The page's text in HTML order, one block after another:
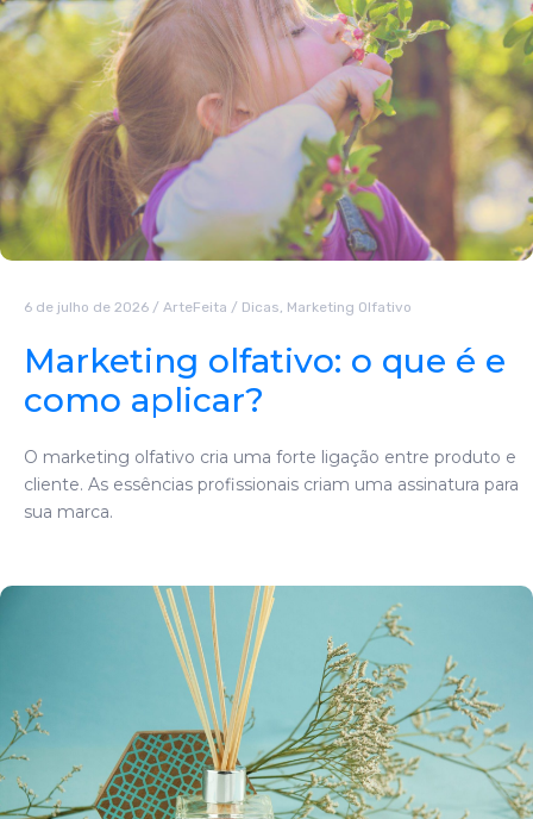
6 de julho de 2026 / ArteFeita / Dicas, Marketing Olfativo
Marketing olfativo: o que é e
como aplicar?
O marketing olfativo cria uma forte ligação entre produto e
cliente. As essências profissionais criam uma assinatura para
sua marca.